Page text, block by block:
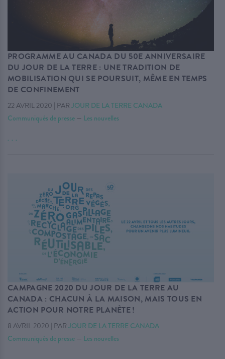
PROGRAMME AU CANADA DU 50E ANNIVERSAIRE
DU JOUR DE LA TERRE : UNE TRADITION DE
MOBILISATION QUI SE POURSUIT, MÊME EN TEMPS
DE CONFINEMENT
22 AVRIL 2020 | PAR JOUR DE LA TERRE CANADA
Communiqués de presse — Les nouvelles
. . .
CAMPAGNE 2020 DU JOUR DE LA TERRE AU
CANADA : CHACUN À LA MAISON, MAIS TOUS EN
ACTION POUR NOTRE PLANÈTE !
8 AVRIL 2020 | PAR JOUR DE LA TERRE CANADA
Communiqués de presse — Les nouvelles